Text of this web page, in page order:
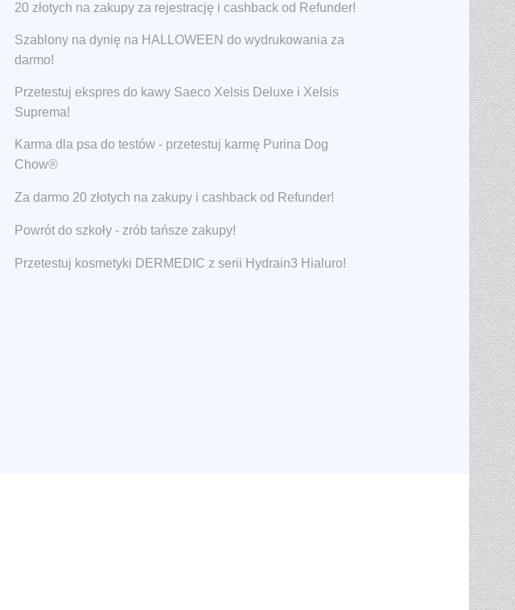
20 złotych na zakupy za rejestrację i cashback od Refunder!
Szablony na dynię na HALLOWEEN do wydrukowania za
darmo!
Przetestuj ekspres do kawy Saeco Xelsis Deluxe i Xelsis
Suprema!
Karma dla psa do testów - przetestuj karmę Purina Dog
Chow®
Za darmo 20 złotych na zakupy i cashback od Refunder!
Powrót do szkoły - zrób tańsze zakupy!
Przetestuj kosmetyki DERMEDIC z serii Hydrain3 Hialuro!